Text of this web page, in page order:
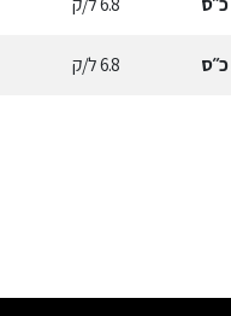
כ״ס 6.8ל/ק